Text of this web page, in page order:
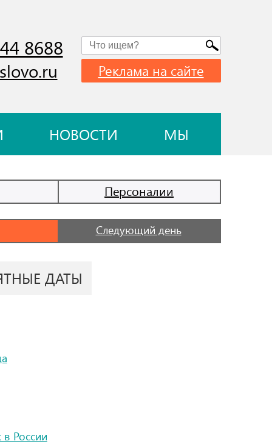
8688
Реклама на сайте
НОВОСТИ МЫ
Персоналии
Следующий день
ДАТЫ
России